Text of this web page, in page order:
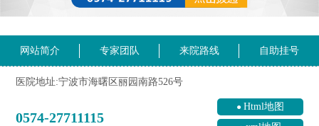
网站简介 专家团队 来院路线 自助挂号
医院地址:宁波市海曙区丽园南路526号
0574-27711115
Html地图